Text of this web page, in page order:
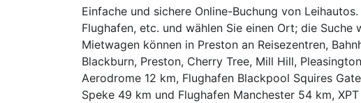
Einfache und sichere Online-Buchung von
Flughafen, etc. und wählen Sie einen Ort; die
Mietwagen können in Preston an Reisezentren,
Blackburn, Preston, Cherry Tree, Mill Hill,
Aerodrome 12 km, Flughafen Blackpool Squires
Speke 49 km und Flughafen Manchester 54 km,